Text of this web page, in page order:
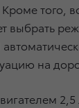
Кроме
выбрать
на